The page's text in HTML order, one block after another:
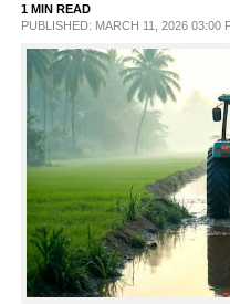
LIFESTYLE
SPIRITUAL
INFO+
ART
ASTRO
1 MIN READ
PUBLISHED: MARCH 11, 2026 03:00